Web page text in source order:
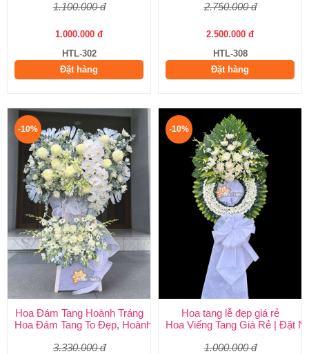
1.100.000 đ
1.000.000 đ
HTL-302
Đặt hàng
2.750.000 đ
2.500.000 đ
HTL-308
Đặt hàng
-10%
Hoa Đám Tang Hoành Tráng
Hoa Đám Tang To Đẹp, Hoành Tráng tại Huy Thảo
3.330.000 đ
-10%
Hoa tang lễ đẹp giá rẻ
Hoa Viếng Tang Giá Rẻ | Đặt
1.000.000 đ